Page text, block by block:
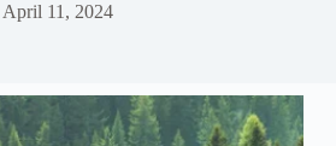
April 11, 2024